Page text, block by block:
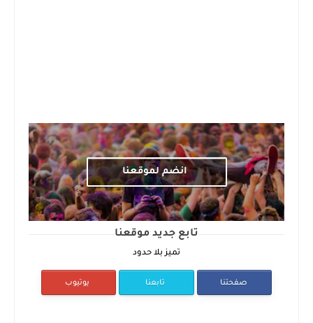
انضم لموقعنا
تابع جديد موقعنا
تميز بلا حدود
صفحتنا تابعنا يوتيوب